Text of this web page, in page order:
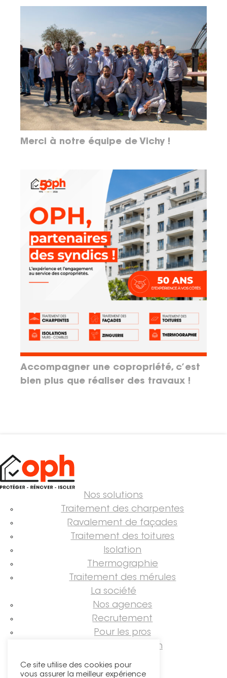
Merci à notre équipe de Vichy !
Accompagner une copropriété, c’est
bien plus que réaliser des travaux !
Nos solutions
Traitement des charpentes
Ravalement de façades
Traitement des toitures
Isolation
Thermographie
Traitement des mérules
La société
Nos agences
Recrutement
Pour les pros
Guide rénovation
Suivez-nous !
Ce site utilise des cookies pour
vous assurer la meilleur expérience